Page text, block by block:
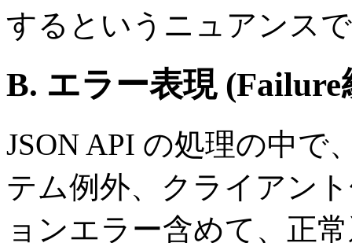
するというニュアンス
B. エラー表現 (Failure
JSON API の処理の中で
テム例外、クライアン
ョンエラー含めて、正